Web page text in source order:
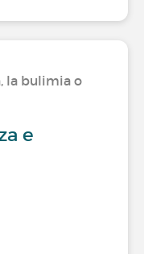
la bulimia o
e